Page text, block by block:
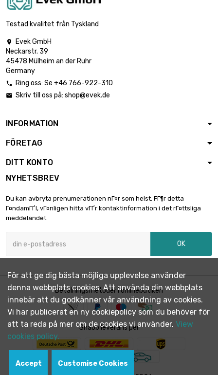
Testad kvalitet från Tyskland

Evek GmbH
Neckarstr. 39
45478 Mülheim an der Ruhr
Germany
 Ring oss: Se +46 766-922-310
 Skriv till oss på: shop@evek.de
INFORMATION
FÖRETAG
DITT KONTO
NYHETSBREV
Du kan avbryta prenumerationen nГ¤r som helst. FГ¶r detta
Г¤ndamГҐl, vГ¤nligen hitta vГҐr kontaktinformation i det rГ¤ttsliga
meddelandet.
OK
Betalningsmetoder i onlinebutiken
Snabb leverans per
För att ge dig bästa möjliga upplevelse använder
denna webbplats cookies. Att använda din webbplats
innebär att du godkänner vår användning av cookies.
Vi har publicerat en ny cookiepolicy som du behöver för
att ta reda på mer om de cookies vi använder. View
cookies policy.
Accept Customise Cookies